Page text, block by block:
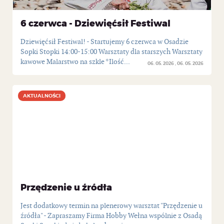
6 czerwca - Dziewięćsił Festiwal
06. 05. 2026 06. 05. 2026
Dziewięćsił Festiwal! - Startujemy 6 czerwca w Osadzie
Sopki Stopki 14:00-15:00 Warsztaty dla starszych Warsztaty
kawowe Malarstwo na szkle *Ilość...
Przędzenie u źródła
AKTUALNOŚCI
Jest dodatkowy termin na plenerowy warsztat "Przędzenie u
źródła" - Zapraszamy Firma Hobby Wełna wspólnie z Osadą
AKTUALNOŚCI